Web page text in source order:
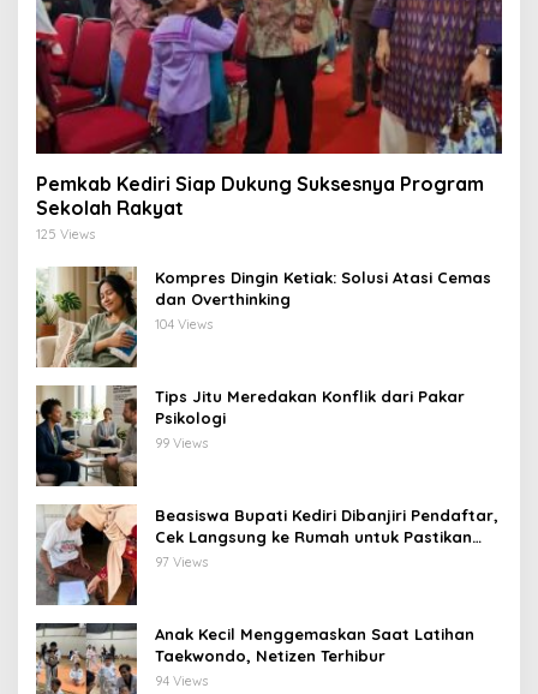
Pemkab Kediri Siap Dukung Suksesnya Program
Sekolah Rakyat
125 Views
Kompres Dingin Ketiak: Solusi Atasi Cemas
dan Overthinking
104 Views
Tips Jitu Meredakan Konflik dari Pakar
Psikologi
99 Views
Beasiswa Bupati Kediri Dibanjiri Pendaftar,
Cek Langsung ke Rumah untuk Pastikan
Tepat Sasaran
97 Views
Anak Kecil Menggemaskan Saat Latihan
Taekwondo, Netizen Terhibur
94 Views